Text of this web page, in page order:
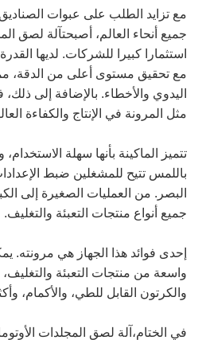
مع تزايد الطلب على عبوات
جميع أنحاء العالم، أصبحتآلة لصق
استثمارا كبيرا للشركات. لديها
مع تحقيق مستوى أعلى من الدقة،
اليدوي والأخطاء. بالإضافة إلى ذلك،
مثل المرونة في الإنتاج والكفاءة
تتميز الماكينة بأنها سهلة
باللمس تتيح للمشغلين ضبط
البصر. من العمليات الصغيرة إلى
جميع أنواع منتجات التعبئة والتغليف.
إحدى فوائد هذا الجهاز هي
واسعة من منتجات التعبئة
والكرتون القابل للطي، والأكمام،
في الختام، آلة لصق المجلدات